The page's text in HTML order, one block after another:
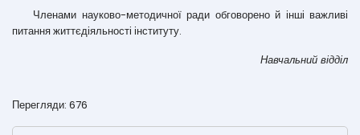
Членами науково-методичної ради обговорено й інші важливі
питання життєдіяльності інституту.
Навчальний відділ
Перегляди: 676